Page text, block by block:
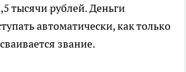
тысячи рублей. Деньги
автоматически, как только
звание.